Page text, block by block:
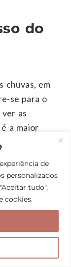
de
personalizados
tudo",
cookies.
do
chuvas, em
se para o
as
a maior
época do ano
d’água
às cabeças
verão do Mato